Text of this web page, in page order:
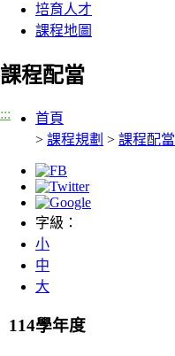
培育人才
課程地圖
課程配當
:::
首頁
> 課程規劃 > 課程配當
字級：
小
中
大
114學年度